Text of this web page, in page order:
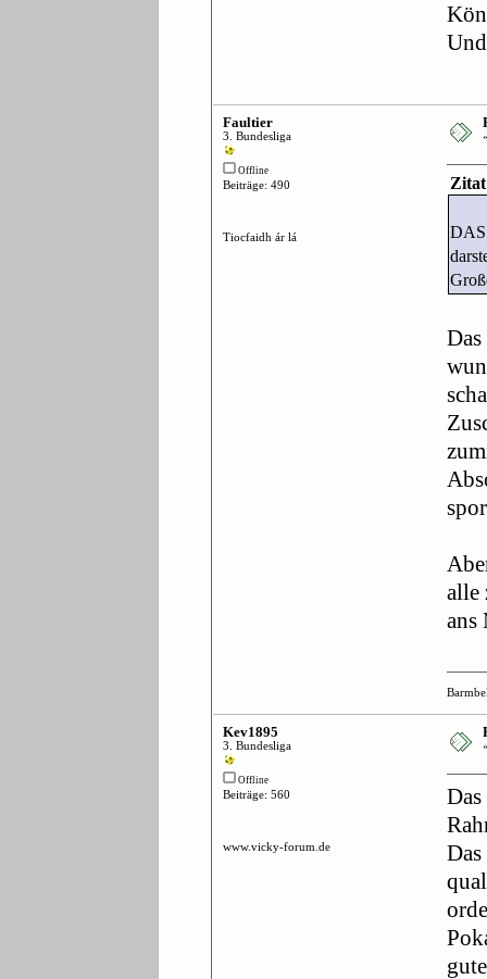
Faultier
3. Bundesliga
Offline
Beiträge: 490
Tiocfaidh ár lá
Zitat
DAS
alle
ans
Kev1895
3. Bundesliga
Offline
Beiträge: 560
www.vicky-forum.de